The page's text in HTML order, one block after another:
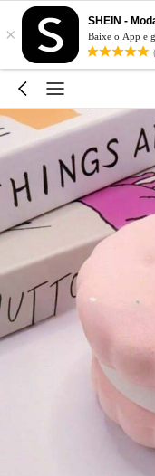
×
SHEIN -
Baixe o App e